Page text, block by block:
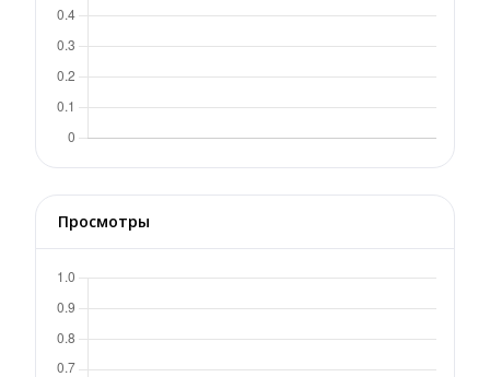
Просмотры